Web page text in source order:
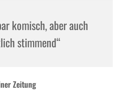
komisch, aber auch
stimmend“
Zeitung